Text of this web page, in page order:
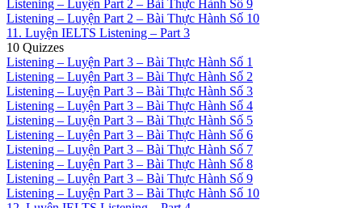
Listening – Luyện Part 2 – Bài Thực Hành Số 9
Listening – Luyện Part 2 – Bài Thực Hành Số 10
11. Luyện IELTS Listening – Part 3
10 Quizzes
Listening – Luyện Part 3 – Bài Thực Hành Số 1
Listening – Luyện Part 3 – Bài Thực Hành Số 2
Listening – Luyện Part 3 – Bài Thực Hành Số 3
Listening – Luyện Part 3 – Bài Thực Hành Số 4
Listening – Luyện Part 3 – Bài Thực Hành Số 5
Listening – Luyện Part 3 – Bài Thực Hành Số 6
Listening – Luyện Part 3 – Bài Thực Hành Số 7
Listening – Luyện Part 3 – Bài Thực Hành Số 8
Listening – Luyện Part 3 – Bài Thực Hành Số 9
Listening – Luyện Part 3 – Bài Thực Hành Số 10